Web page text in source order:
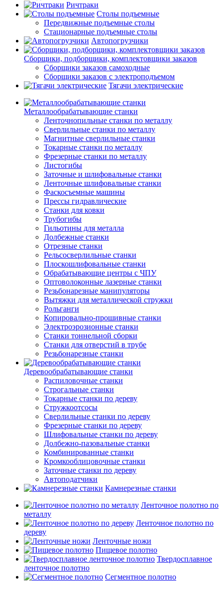
Ричтраки
Столы подъемные
Передвижные подъемные столы
Стационарные подъемные столы
Автопогрузчики
Сборщики, подборщики, комплектовщики заказов
Сборщики заказов самоходные
Сборщики заказов с электроподъемом
Тягачи электрические
Металлообрабатывающие станки
Ленточнопильные станки по металлу
Сверлильные станки по металлу
Магнитные сверлильные станки
Токарные станки по металлу
Фрезерные станки по металлу
Листогибы
Заточные и шлифовальные станки
Ленточные шлифовальные станки
Фаскосъемные машины
Прессы гидравлические
Станки для ковки
Трубогибы
Гильотины для металла
Долбежные станки
Отрезные станки
Рельсосверлильные станки
Плоскошлифовальные станки
Обрабатывающие центры с ЧПУ
Оптоволоконные лазерные станки
Резьбонарезные манипуляторы
Вытяжки для металлической стружки
Рольганги
Копировально-прошивные станки
Электроэрозионные станки
Станки тоннельной сборки
Станки для отверстий в трубе
Резьбонарезные станки
Деревообрабатывающие станки
Распиловочные станки
Строгальные станки
Токарные станки по дереву
Стружкоотсосы
Сверлильные станки по дереву
Фрезерные станки по дереву
Шлифовальные станки по дереву
Долбежно-пазовальные станки
Комбинированные станки
Кромкооблицовочные станки
Заточные станки по дереву
Автоподатчики
Камнерезные станки
Ленточное полотно по
металлу
Ленточное полотно по
дереву
Ленточные ножи
Пищевое полотно
Твердосплавное
ленточное полотно
Сегментное полотно